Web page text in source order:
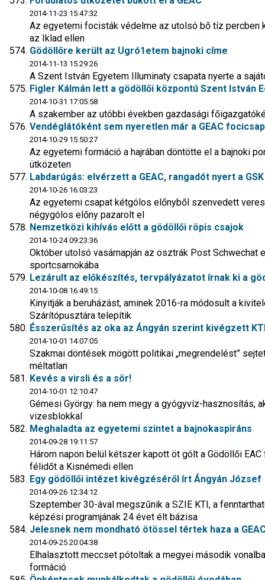
2014-11-23 15:47:32
Az egyetemi focisták védelme az utolsó bő tíz
az Iklad ellen
Gödöllőre került az Ugró1etem bajnoki címe
2014-11-13 15:29:26
A Szent István Egyetem Illuminaty csapata nyerte a
Figler Kálmán lett a gödöllői központú Szent István
2014-10-31 17:05:58
A szakember az utóbbi években gazdasági
Vendéglátóként sem nyeretlen már a GEAC
2014-10-29 15:50:27
Az egyetemi formáció a hajrában döntötte el a bajnoki
ütközeten
Labdarúgás: elvérzett a GEAC, rangadót nyert a GSK
2014-10-26 16:03:23
Az egyetemi csapat kétgólos előnyből szenvedett
négygólos előny pazarolt el
Nemzetközi kihívás előtt a gödöllői röpis csajok
2014-10-24 09:23:36
Október utolsó vasárnapján az osztrák Post Schwechat
sportcsarnokába
Lezárult az előkészítés, tervpályázatot írnak ki a
2014-10-08 16:49:15
Kinyitják a beruházást, aminek 2016-ra módosult a
Szárítópusztára telepítik
Ésszerűsítés az oka az Ángyán szerint kivégzett
2014-10-01 14:07:05
Szakmai döntések mögött politikai „megrendelést”
méltatlan
Kevés a virsli és a sör!
2014-10-01 12:10:47
Gémesi György: ha nem megy a gyógyvíz-hasznosítás,
vizesblokkal
Meghaladta az egyetemi szintet a bajnokaspiráns
2014-09-28 19:11:57
Három napon belül kétszer kapott öt gólt a Gödöllői
félidőt a Kisnémedi ellen
Egy gödöllői intézet kivégzéséről írt Ángyán József
2014-09-26 12:34:12
Szeptember 30-ával megszűnik a SZIE KTI, a
képzési programjának 24 évet élt bázisa
Jelesnek nem mondható ötössel tértek haza a
2014-09-25 20:04:38
Elhalasztott meccset pótoltak a megyei második
formáció